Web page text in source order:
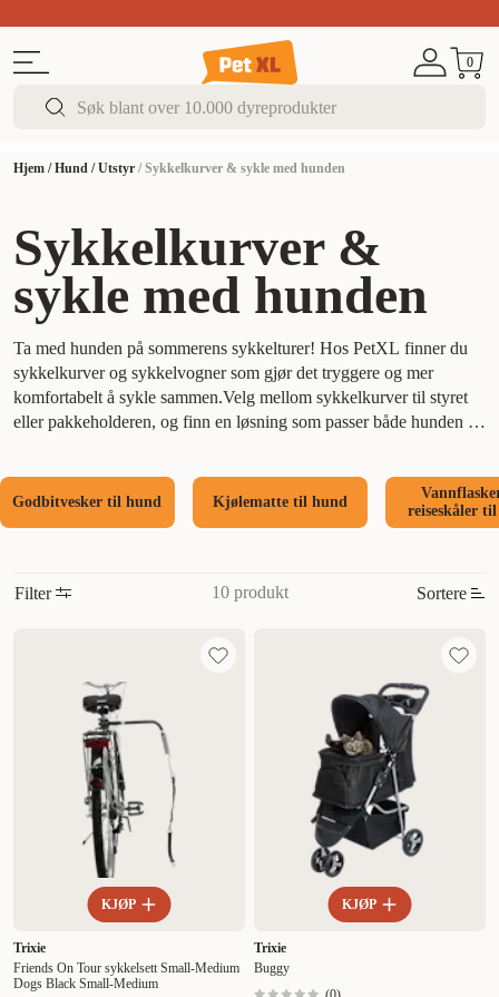
0
Hjem /Hund /Utstyr /Sykkelkurver & sykle med hunden
Sykkelkurver &
sykle med hunden
Ta med hunden på sommerens sykkelturer! Hos PetXL finner du
sykkelkurver og sykkelvogner som gjør det tryggere og mer
komfortabelt å sykle sammen.Velg mellom sykkelkurver til styret
eller pakkeholderen, og finn en løsning som passer både hunden og
gradvis til kurven eller vognen, og sørg alltid for at den sitter trygt
og komfortabelt under turen. Da ligger alt til rette for fine
Godbitvesker til hund Kjølematte til hund
reiseskåler
Filter 10 produkt Sortere
Høyest pris
Lavest pris
Tilbud
KJØP
Trixie
Friends On Tour sykkelsett Small-Medium
Dogs Black Small-Medium
KJØP
Trixie
Buggy